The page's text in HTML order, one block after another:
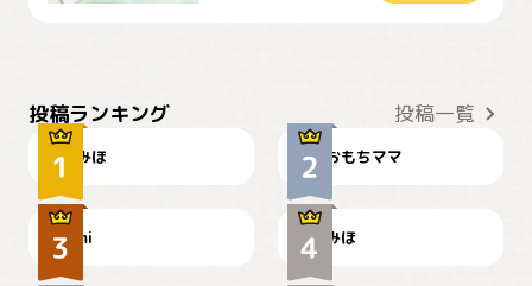
投稿ランキング 投稿一覧
みほ おもちママ
可愛い？
mi
見てるぞぉ
みほ
🌻とむぎ！
ドーベルマンのお友達邸に
て